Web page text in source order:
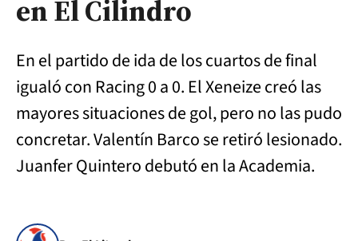
en El Cilindro
En el partido de ida de los cuartos de final
igualó con Racing 0 a 0. El Xeneize creó las
mayores situaciones de gol, pero no las pudo
concretar. Valentín Barco se retiró lesionado.
Juanfer Quintero debutó en la Academia.